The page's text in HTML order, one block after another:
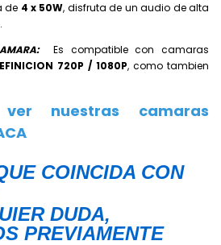
de 4 x 50W, disfruta de un audio de alta
Es compatible con camaras
720P / 1080P, como tambien
nuestras camaras
COINCIDA CON
DUDA,
PREVIAMENTE